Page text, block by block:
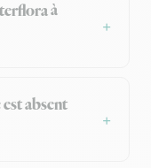
à
absent